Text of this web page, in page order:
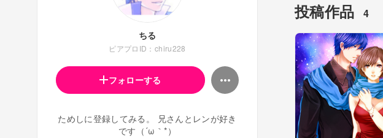
ちる
ピアプロID：chiru228
フォローする
ためしに登録してみる。 兄さんとレンが好き
です（´ω｀*）
投稿作品 4